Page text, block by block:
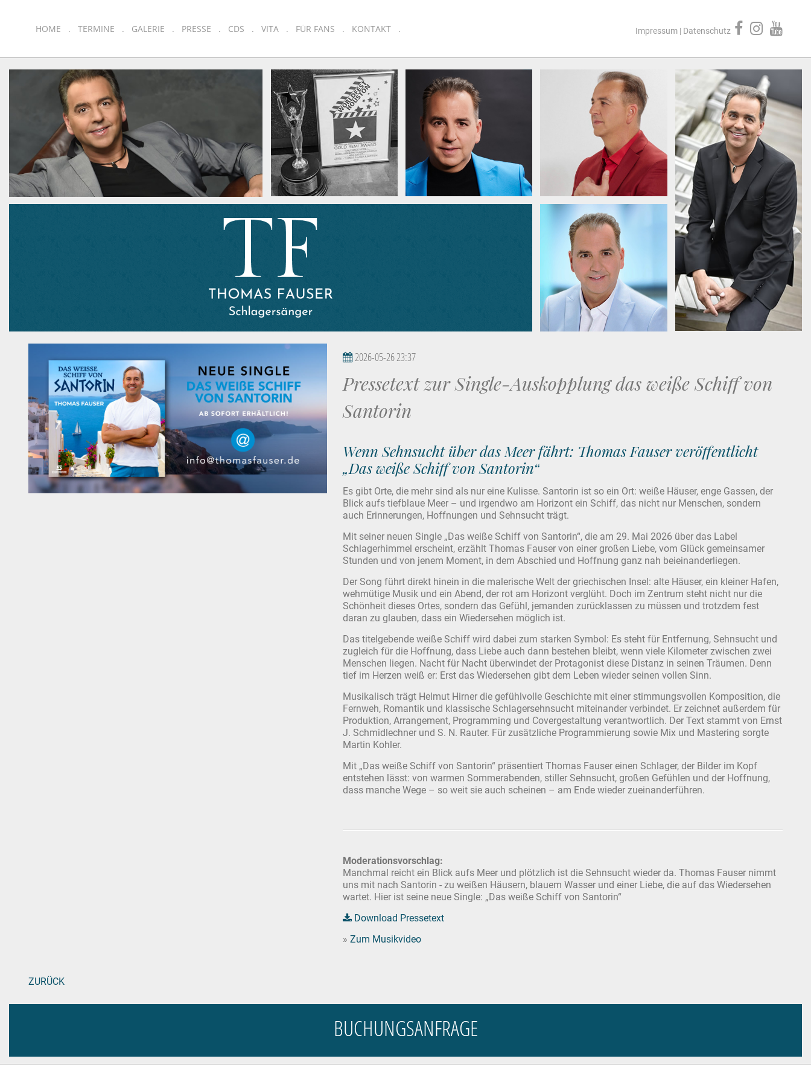
HOME TERMINE GALERIE PRESSE CDS VITA FÜR FANS KONTAKT Impressum| Datenschutz
2026-05-26 23:37
Pressetext zur Single-Auskopplung das weiße Schiff von
Santorin
Wenn Sehnsucht über das Meer fährt: Thomas Fauser veröffentlicht
„Das weiße Schiff von Santorin“
Es gibt Orte, die mehr sind als nur eine Kulisse. Santorin ist so ein Ort: weiße Häuser, enge Gassen, der
Blick aufs tiefblaue Meer – und irgendwo am Horizont ein Schiff, das nicht nur Menschen, sondern
auch Erinnerungen, Hoffnungen und Sehnsucht trägt.
Mit seiner neuen Single „Das weiße Schiff von Santorin“, die am 29. Mai 2026 über das Label
Schlagerhimmel erscheint, erzählt Thomas Fauser von einer großen Liebe, vom Glück gemeinsamer
Stunden und von jenem Moment, in dem Abschied und Hoffnung ganz nah beieinanderliegen.
Der Song führt direkt hinein in die malerische Welt der griechischen Insel: alte Häuser, ein kleiner Hafen,
wehmütige Musik und ein Abend, der rot am Horizont verglüht. Doch im Zentrum steht nicht nur die
Schönheit dieses Ortes, sondern das Gefühl, jemanden zurücklassen zu müssen und trotzdem fest
daran zu glauben, dass ein Wiedersehen möglich ist.
Das titelgebende weiße Schiff wird dabei zum starken Symbol: Es steht für Entfernung, Sehnsucht und
zugleich für die Hoffnung, dass Liebe auch dann bestehen bleibt, wenn viele Kilometer zwischen zwei
Menschen liegen. Nacht für Nacht überwindet der Protagonist diese Distanz in seinen Träumen. Denn
tief im Herzen weiß er: Erst das Wiedersehen gibt dem Leben wieder seinen vollen Sinn.
Musikalisch trägt Helmut Hirner die gefühlvolle Geschichte mit einer stimmungsvollen Komposition, die
Fernweh, Romantik und klassische Schlagersehnsucht miteinander verbindet. Er zeichnet außerdem für
Produktion, Arrangement, Programming und Covergestaltung verantwortlich. Der Text stammt von Ernst
J. Schmidlechner und S. N. Rauter. Für zusätzliche Programmierung sowie Mix und Mastering sorgte
Martin Kohler.
Mit „Das weiße Schiff von Santorin“ präsentiert Thomas Fauser einen Schlager, der Bilder im Kopf
entstehen lässt: von warmen Sommerabenden, stiller Sehnsucht, großen Gefühlen und der Hoffnung,
dass manche Wege – so weit sie auch scheinen – am Ende wieder zueinanderführen.
Moderationsvorschlag:
Manchmal reicht ein Blick aufs Meer und plötzlich ist die Sehnsucht wieder da. Thomas Fauser nimmt
uns mit nach Santorin - zu weißen Häusern, blauem Wasser und einer Liebe, die auf das Wiedersehen
wartet. Hier ist seine neue Single: „Das weiße Schiff von Santorin“
Download Pressetext
» Zum Musikvideo
ZURÜCK
BUCHUNGSANFRAGE